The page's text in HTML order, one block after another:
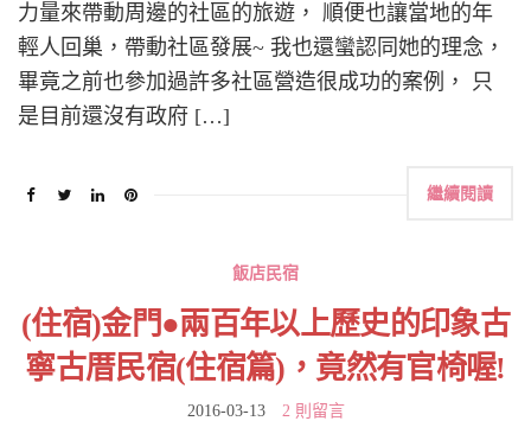
力量來帶動周邊的社區的旅遊， 順便也讓當地的年
輕人回巢，帶動社區發展~ 我也還蠻認同她的理念，
畢竟之前也參加過許多社區營造很成功的案例， 只
是目前還沒有政府 […]
繼續閱讀
飯店民宿
(住宿)金門●兩百年以上歷史的印象古
寧古厝民宿(住宿篇)，竟然有官椅喔!
2016-03-13 2 則留言